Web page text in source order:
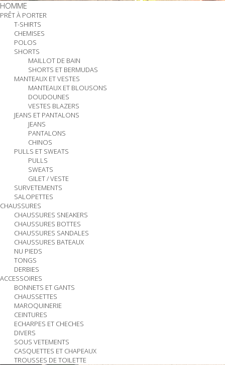
HOMME
PRÊT À PORTER
T-SHIRTS
CHEMISES
POLOS
SHORTS
MAILLOT DE BAIN
SHORTS ET BERMUDAS
MANTEAUX ET VESTES
MANTEAUX ET BLOUSONS
DOUDOUNES
VESTES BLAZERS
JEANS ET PANTALONS
JEANS
PANTALONS
CHINOS
PULLS ET SWEATS
PULLS
SWEATS
GILET / VESTE
SURVETEMENTS
SALOPETTES
CHAUSSURES
CHAUSSURES SNEAKERS
CHAUSSURES BOTTES
CHAUSSURES SANDALES
CHAUSSURES BATEAUX
NU PIEDS
TONGS
DERBIES
ACCESSOIRES
BONNETS ET GANTS
CHAUSSETTES
MAROQUINERIE
CEINTURES
ECHARPES ET CHECHES
DIVERS
SOUS VETEMENTS
CASQUETTES ET CHAPEAUX
TROUSSES DE TOILETTE